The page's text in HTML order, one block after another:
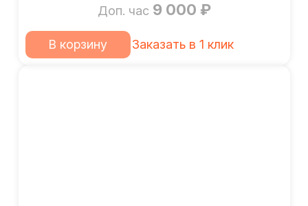
Доп. час 9 000 ₽
В корзину Заказать в 1 клик